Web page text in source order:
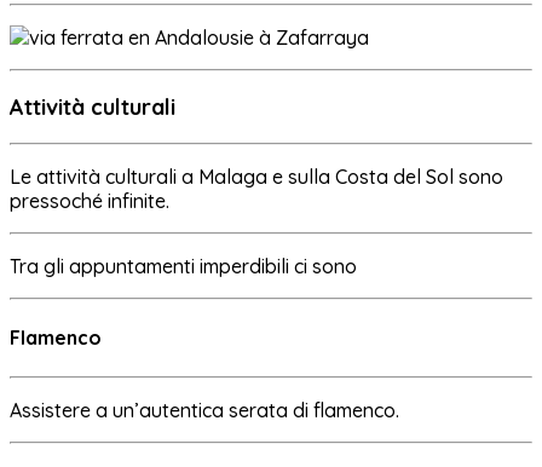
Attività culturali
Le attività culturali a Malaga e sulla Costa del Sol sono
pressoché infinite.
Tra gli appuntamenti imperdibili ci sono
Flamenco
Assistere a un’autentica serata di flamenco.